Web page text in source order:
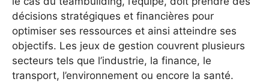
décisions stratégiques et financières pour
optimiser ses ressources et ainsi atteindre ses
objectifs. Les jeux de gestion couvrent plusieurs
secteurs tels que l’industrie, la finance, le
transport, l’environnement ou encore la santé.